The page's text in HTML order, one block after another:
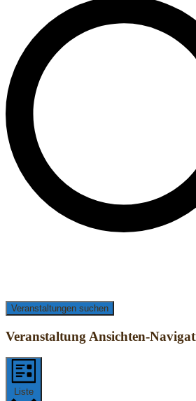
Veranstaltungen suchen
Veranstaltung Ansichten-
Liste